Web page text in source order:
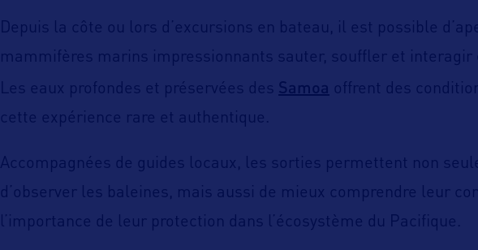
Depuis la côte ou lors d’excursions en bateau, il est possible
mammifères marins impressionnants sauter, souffler et interagir
Les eaux profondes et préservées des Samoa offrent des
cette expérience rare et authentique.
Accompagnées de guides locaux, les sorties permettent non
d’observer les baleines, mais aussi de mieux comprendre leur
l’importance de leur protection dans l’écosystème du Pacifique.